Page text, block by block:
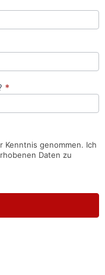
*
Kenntnis genommen. Ich
Daten zu